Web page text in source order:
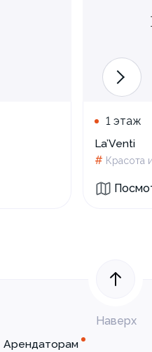
1 этаж
La’Venti
# Красота
Наверх
Арендаторам